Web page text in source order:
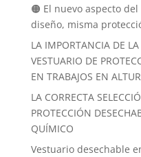
🟠 El nuevo aspecto
diseño, misma
LA IMPORTANCIA DE
VESTUARIO DE
EN TRABAJOS EN
LA CORRECTA
PROTECCIÓN
QUÍMICO
Vestuario desechable